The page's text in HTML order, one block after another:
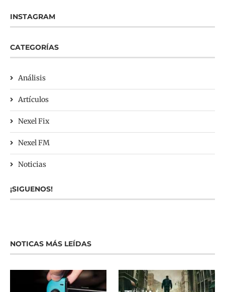
INSTAGRAM
CATEGORÍAS
Análisis
Artículos
Nexel Fix
Nexel FM
Noticias
¡SIGUENOS!
NOTICAS MÁS LEÍDAS